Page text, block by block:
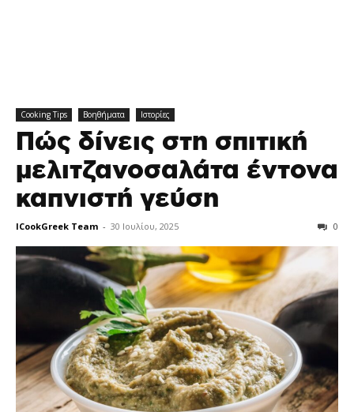
Cooking Tips Βοηθήματα Ιστορίες
Πώς δίνεις στη σπιτική
μελιτζανοσαλάτα έντονα
καπνιστή γεύση
ICookGreek Team - 30 Ιουλίου, 2025 0